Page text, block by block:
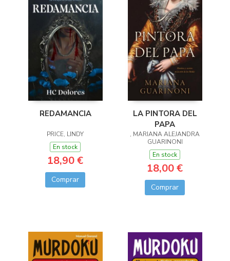
REDAMANCIA
PRICE, LINDY
En stock
18,90 €
Comprar
LA PINTORA DEL
PAPA
, MARIANA ALEJANDRA
GUARINONI
En stock
18,00 €
Comprar